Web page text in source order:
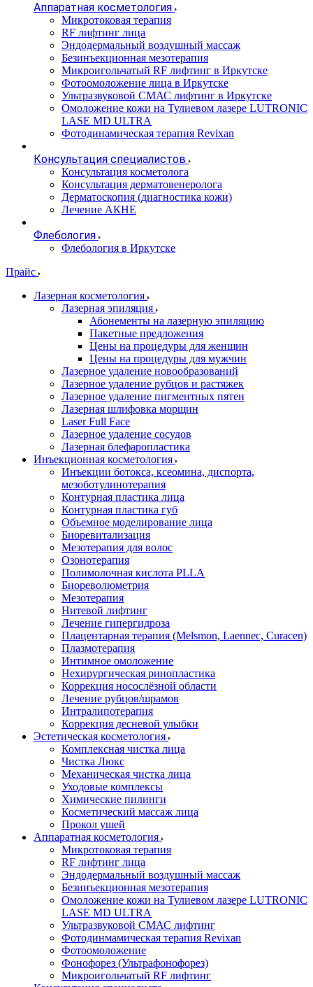
Аппаратная косметология
Микротоковая терапия
RF лифтинг лица
Эндодермальный воздушный массаж
Безинъекционная мезотерапия
Микроигольчатый RF лифтинг в Иркутске
Фотоомоложение лица в Иркутске
Ультразвуковой СМАС лифтинг в Иркутске
Омоложение кожи на Тулиевом лазере LUTRONIC
LASE MD ULTRA
Фотодинамическая терапия Revixan
Консультация специалистов
Консультация косметолога
Консультация дерматовенеролога
Дерматоскопия (диагностика кожи)
Лечение АКНЕ
Флебология
Флебология в Иркутске
Прайс
Лазерная косметология
Лазерная эпиляция
Абонементы на лазерную эпиляцию
Пакетные предложения
Цены на процедуры для женщин
Цены на процедуры для мужчин
Лазерное удаление новообразований
Лазерное удаление рубцов и растяжек
Лазерное удаление пигментных пятен
Лазерная шлифовка морщин
Laser Full Face
Лазерное удаление сосудов
Лазерная блефаропластика
Инъекционная косметология
Инъекции ботокса, ксеомина, диспорта,
мезоботулинотерапия
Контурная пластика лица
Контурная пластика губ
Объемное моделирование лица
Биоревитализация
Мезотерапия для волос
Озонотерапия
Полимолочная кислота PLLA
Биореволюметрия
Мезотерапия
Нитевой лифтинг
Лечение гипергидроза
Плацентарная терапия (Melsmon, Laennec, Curacen)
Плазмотерапия
Интимное омоложение
Нехирургическая ринопластика
Коррекция носослёзной области
Лечение рубцов/шрамов
Интралипотерапия
Коррекция десневой улыбки
Эстетическая косметология
Комплексная чистка лица
Чистка Люкс
Механическая чистка лица
Уходовые комплексы
Химические пилинги
Косметический массаж лица
Прокол ушей
Аппаратная косметология
Микротоковая терапия
RF лифтинг лица
Эндодермальный воздушный массаж
Безинъекционная мезотерапия
Омоложение кожи на Тулиевом лазере LUTRONIC
LASE MD ULTRA
Ультразвуковой СМАС лифтинг
Фотодинмамическая терапия Revixan
Фотоомоложение
Фонофорез (Ультрафонофорез)
Микроигольчатый RF лифтинг